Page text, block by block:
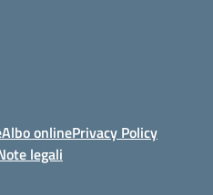
Albo onlinePrivacy Policy
legali